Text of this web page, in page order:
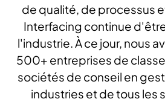
de qualité, de processus
Interfacing continue
l'industrie. À ce jour, nous
500+ entreprises de
sociétés de conseil en
industries et de tous les